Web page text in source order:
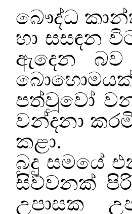
බෞද්ධ
හා සසඳන
ඇදෙන
පත්වූවෝ
වන්දනා
කළා.
බුදු සමයේ
සිව්වනක්
උපාසක